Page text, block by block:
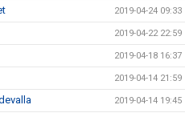
2019-04-24 09:33
2019-04-22 22:59
2019-04-18 16:37
2019-04-14 21:59
2019-04-14 19:45